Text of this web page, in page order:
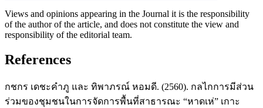
Views and opinions appearing in the Journal it is the responsibility
of the author of the article, and does not constitute the view and
responsibility of the editorial team.
References
กชกร เดชะคำภู และ ทิพาภรณ์ หอมดี. (2560). กลไกการมีส่วน
ร่วมของชุมชนในการจัดการพื้นที่สาธารณะ “หาดเห่” เกาะ